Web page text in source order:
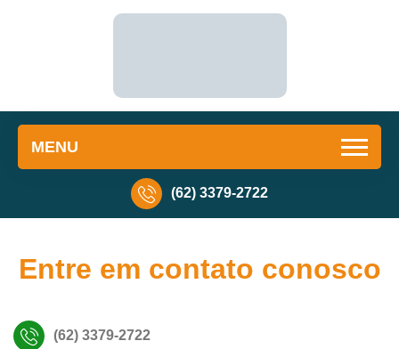
MENU
(62) 3379-2722
Entre em contato conosco
(62) 3379-2722